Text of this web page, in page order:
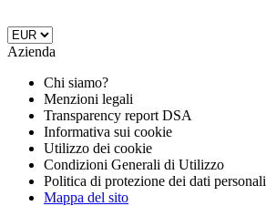
Azienda
Chi siamo?
Menzioni legali
Transparency report DSA
Informativa sui cookie
Utilizzo dei cookie
Condizioni Generali di Utilizzo
Politica di protezione dei dati personali
Mappa del sito